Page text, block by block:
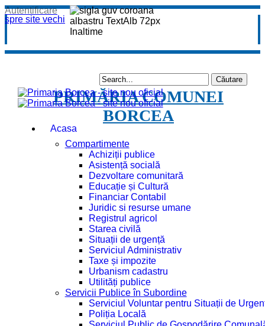
spre site vechi
Autentificare
PRIMĂRIA COMUNEI
BORCEA
Acasa
Compartimente
Achiziții publice
Asistență socială
Dezvoltare comunitară
Educație și Cultură
Financiar Contabil
Juridic si resurse umane
Registrul agricol
Starea civilă
Situații de urgență
Serviciul Administrativ
Taxe și impozite
Urbanism cadastru
Utilități publice
Servicii Publice în Subordine
Serviciul Voluntar pentru Situații de
Poliția Locală